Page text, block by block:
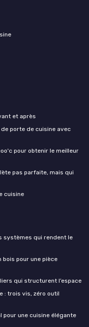
et après
porte de cuisine avec
pour obtenir le meilleur
pas parfaite, mais qui
cuisine
systèmes qui rendent le
bois pour une pièce
qui structurent l’espace
: trois vis, zéro outil
pour une cuisine élégante